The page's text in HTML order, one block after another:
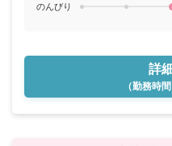
のんびり
詳
（勤務時